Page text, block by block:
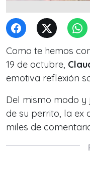
Como te hemos
19 de octubre,
emotiva reflexión
Del mismo modo
de su perrito, la ex
miles de